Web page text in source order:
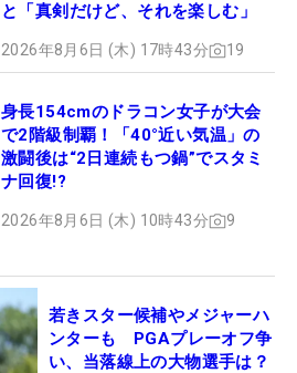
と「真剣だけど、それを楽しむ」
2026年8月6日 (木) 17時43分 19
身長154cmのドラコン女子が大会
で2階級制覇！「40°近い気温」の
激闘後は“2日連続もつ鍋”でスタミ
ナ回復!?
2026年8月6日 (木) 10時43分 9
若きスター候補やメジャーハ
ンターも PGAプレーオフ争
い、当落線上の大物選手は？